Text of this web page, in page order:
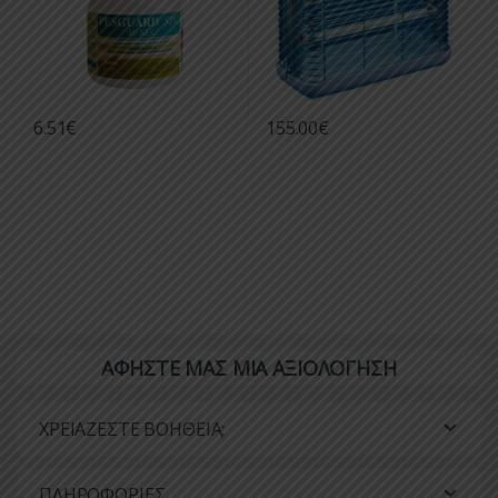
6.51€ 155.00€
ΑΦΗΣΤΕ ΜΑΣ ΜΙΑ ΑΞΙΟΛΟΓΗΣΗ
ΧΡΕΙΑΖΕΣΤΕ ΒΟΗΘΕΙΑ;